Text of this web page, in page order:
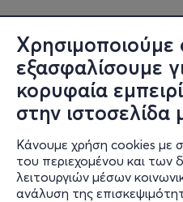
εξασφαλίσουμε
κορυφαία
στην ιστοσελίδα
Κάνουμε χρήση cookies με
του περιεχομένου και των
λειτουργιών μέσων
ανάλυση της
Πληροφορίες
Υποστήριξη
Stay Connected